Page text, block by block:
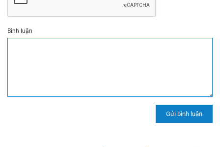
Bình luận